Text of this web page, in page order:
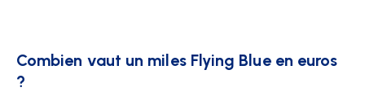
Combien vaut un miles Flying Blue en euros
?